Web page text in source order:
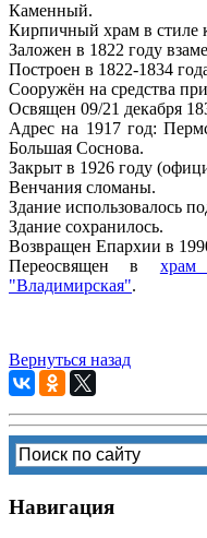
Каменный.
Кирпичный храм в стиле
Заложен в 1822 году
Построен в 1822-1834
Сооружён на средства
Освящен 09/21 декабря
Адрес на 1917 год:
Большая Соснова.
Закрыт в 1926 году
Венчания сломаны.
Здание использовалось
Здание сохранилось.
Возвращен Епархии в
Переосвящен в
"Владимирская".
Вернуться назад
Навигация